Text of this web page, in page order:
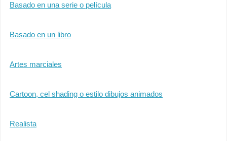
Basado en una serie o película
Basado en un libro
Artes marciales
Cartoon, cel shading o estilo dibujos animados
Realista